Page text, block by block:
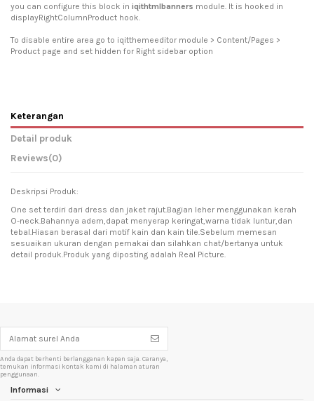
you can configure this block in iqithtmlbanners module. It is hooked in
displayRightColumnProduct hook.
To disable entire area go to iqitthemeeditor module > Content/Pages >
Product page and set hidden for Right sidebar option
Keterangan
Detail produk
Reviews(0)
Deskripsi Produk:
One set terdiri dari dress dan jaket rajut.Bagian leher menggunakan kerah
O-neck.Bahannya adem,dapat menyerap keringat,warna tidak luntur,dan
tebal.Hiasan berasal dari motif kain dan kain tile.Sebelum memesan
sesuaikan ukuran dengan pemakai dan silahkan chat/bertanya untuk
detail produk.Produk yang diposting adalah Real Picture.
Anda dapat berhenti berlangganan kapan saja. Caranya,
temukan informasi kontak kami di halaman aturan
penggunaan.
Informasi